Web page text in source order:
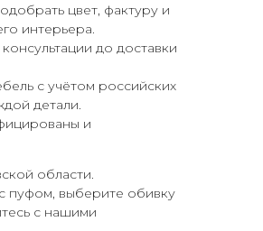
цвет, фактуру и
интерьера.
до доставки
с учётом российских
детали.
и
области.
с пуфом, выберите обивку
с нашими